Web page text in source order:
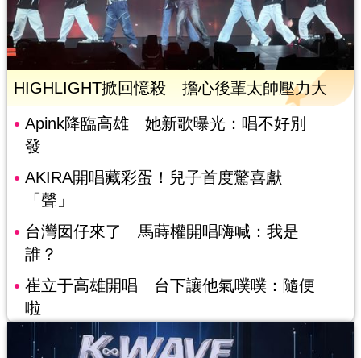
HIGHLIGHT掀回憶殺 擔心後輩太帥壓力大
Apink降臨高雄 她新歌曝光：唱不好別
發
AKIRA開唱藏彩蛋！兒子首度驚喜獻
「聲」
台灣囡仔來了 馬蒔權開唱嗨喊：我是
誰？
崔立于高雄開唱 台下讓他氣噗噗：隨便
啦